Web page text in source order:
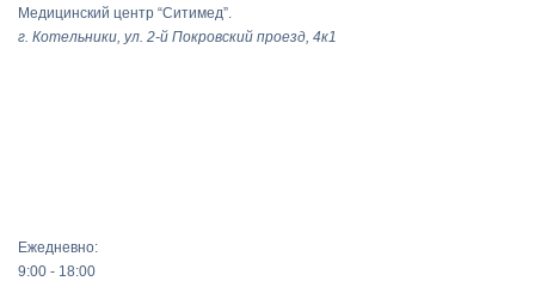
Медицинский центр “Ситимед”.
г. Котельники, ул. 2-й Покровский проезд, 4к1
Ежедневно:
9:00 - 18:00